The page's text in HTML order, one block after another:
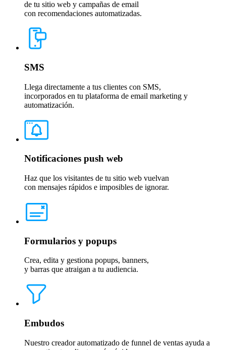
de tu sitio web y campañas de email
con recomendaciones automatizadas.
SMS
Llega directamente a tus clientes con SMS,
incorporados en tu plataforma de email marketing y
automatización.
Notificaciones push web
Haz que los visitantes de tu sitio web vuelvan
con mensajes rápidos e imposibles de ignorar.
Formularios y popups
Crea, edita y gestiona popups, banners,
y barras que atraigan a tu audiencia.
Embudos
Nuestro creador automatizado de funnel de ventas ayuda a